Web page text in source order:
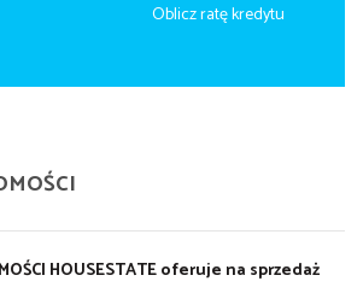
Oblicz ratę kredytu
HOUSESTATE oferuje na sprzedaż